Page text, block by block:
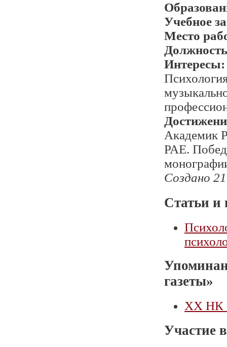
Учебное
Место
Интересы:
Академик
РАЕ.
Создано
Статьи и
газеты»
XX НК
Участие